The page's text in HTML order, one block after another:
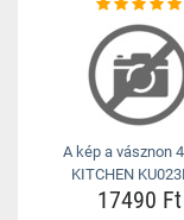
A kép a vásznon
KITCHEN
17490 Ft